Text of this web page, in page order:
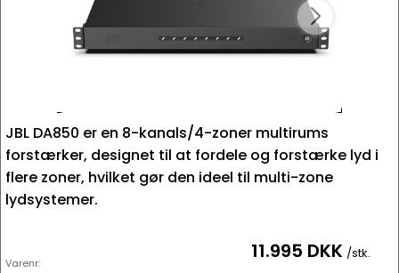
JBL DA850 er en 8-kanals/4-zoner multirums
forstærker, designet til at fordele og forstærke lyd i
flere zoner, hvilket gør den ideel til multi-zone
lydsystemer.
Varenr: 11.995 DKK /stk.